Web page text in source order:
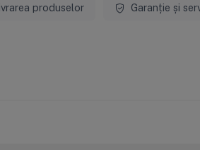
produselor Garanție și